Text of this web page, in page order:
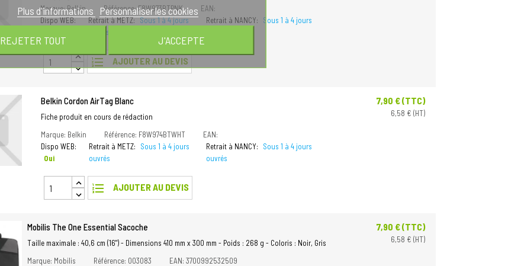
Marque: Belkin
Référence: F8W973BTPNK
EAN:
Dispo WEB:
Retrait à METZ: Sous 1 à 4 jours
ouvrés
Retrait à NANCY:
Sous 1 à 4 jours
format_list_numbered AJOUTER AU DEVIS
Belkin Cordon AirTag Blanc
Fiche produit en cours de rédaction
Marque: Belkin
Référence: F8W974BTWHT
EAN:
Dispo WEB:
Oui
Retrait à METZ:
Sous 1 à 4 jours
ouvrés
Retrait à NANCY:
Sous 1 à 4 jours
ouvrés
format_list_numbered AJOUTER AU DEVIS
Prix
7,90 € (TTC)
6,58 € (HT)
Mobilis The One Essential Sacoche
Taille maximale : 40,6 cm (16") - Dimensions 410 mm x 300 mm - Poids : 268 g - Coloris : Noir, Gris
Marque: Mobilis
Référence: 003083
EAN: 3700992532509
Prix
7,90 € (TTC)
6,58 € (HT)
Plus d'informations Personnaliser les cookies
REJETER TOUT J'ACCEPTE